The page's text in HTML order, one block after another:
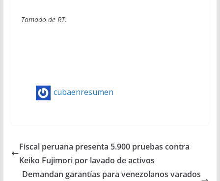
Tomado de RT.
cubaenresumen
Fiscal peruana presenta 5.900 pruebas contra
Keiko Fujimori por lavado de activos
Demandan garantías para venezolanos varados